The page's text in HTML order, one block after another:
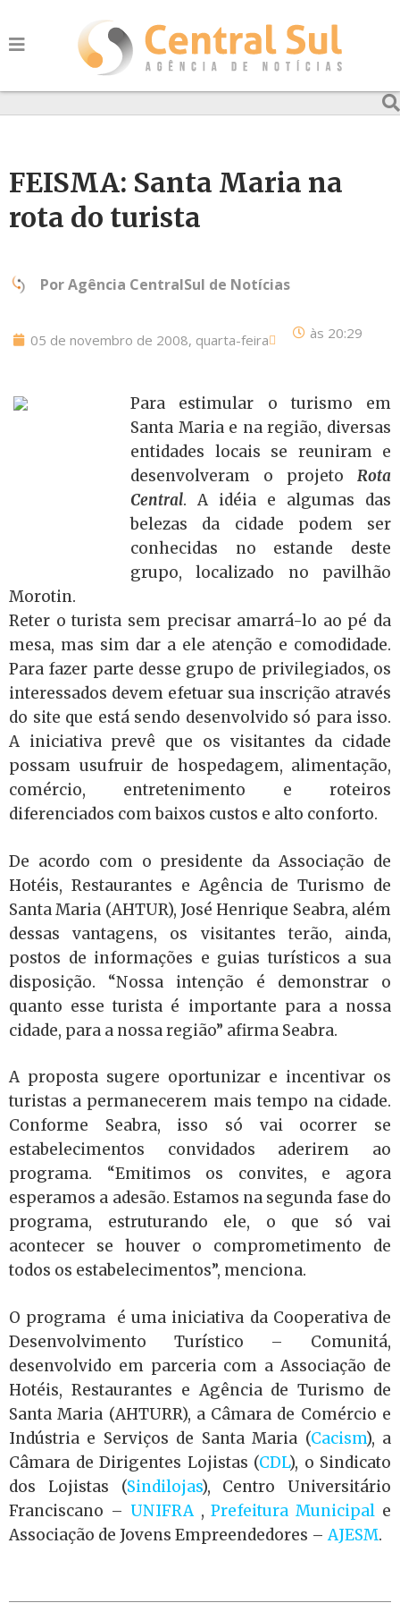
FEISMA: Santa Maria na
rota do turista
PorAgência CentralSul de Notícias
05 de novembro de 2008, quarta-feira às 20:29
Para estimular o turismo em
Santa Maria e na região, diversas
entidades locais se reuniram e
desenvolveram o projeto Rota
Central. A idéia e algumas das
belezas da cidade podem ser
conhecidas no estande deste
grupo, localizado no pavilhão
Morotin.
Reter o turista sem precisar amarrá-lo ao pé da
mesa, mas sim dar a ele atenção e comodidade.
Para fazer parte desse grupo de privilegiados, os
interessados devem efetuar sua inscrição através
do site que está sendo desenvolvido só para isso.
A iniciativa prevê que os visitantes da cidade
possam usufruir de hospedagem, alimentação,
comércio, entretenimento e roteiros
diferenciados com baixos custos e alto conforto.
De acordo com o presidente da Associação de
Hotéis, Restaurantes e Agência de Turismo de
Santa Maria (AHTUR), José Henrique Seabra, além
dessas vantagens, os visitantes terão, ainda,
postos de informações e guias turísticos a sua
disposição. “Nossa intenção é demonstrar o
quanto esse turista é importante para a nossa
cidade, para a nossa região” afirma Seabra.
A proposta sugere oportunizar e incentivar os
turistas a permanecerem mais tempo na cidade.
Conforme Seabra, isso só vai ocorrer se
estabelecimentos convidados aderirem ao
programa. “Emitimos os convites, e agora
esperamos a adesão. Estamos na segunda fase do
programa, estruturando ele, o que só vai
acontecer se houver o comprometimento de
todos os estabelecimentos”, menciona.
O programa é uma iniciativa da Cooperativa de
Desenvolvimento Turístico – Comunitá,
desenvolvido em parceria com a Associação de
Hotéis, Restaurantes e Agência de Turismo de
Santa Maria (AHTURR), a Câmara de Comércio e
Indústria e Serviços de Santa Maria (Cacism), a
Câmara de Dirigentes Lojistas (CDL), o Sindicato
dos Lojistas (Sindilojas), Centro Universitário
Franciscano – UNIFRA,Prefeitura Municipal e
Associação de Jovens Empreendedores –AJESM.